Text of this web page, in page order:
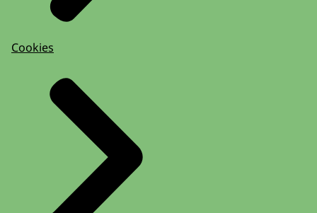
Cookies